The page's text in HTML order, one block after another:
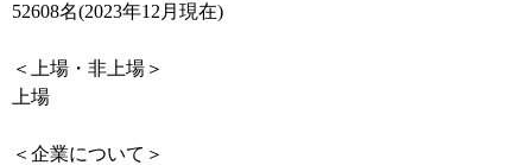
52608名(2023年12月現在)
＜上場・非上場＞
上場
＜企業について＞